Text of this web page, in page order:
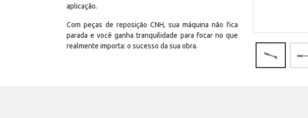
aplicação.
Com peças de reposição CNH, sua máquina não fica
parada e você ganha tranquilidade para focar no que
realmente importa: o sucesso da sua obra.